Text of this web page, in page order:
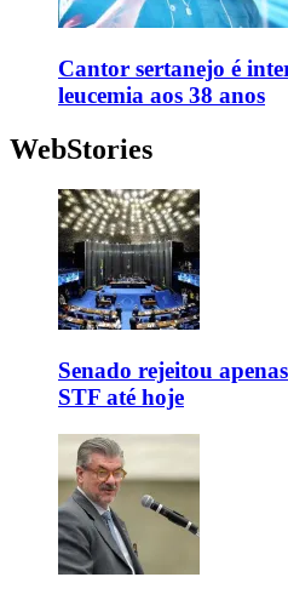
Cantor sertanejo é
leucemia aos 38 anos
WebStories
Senado rejeitou
STF até hoje